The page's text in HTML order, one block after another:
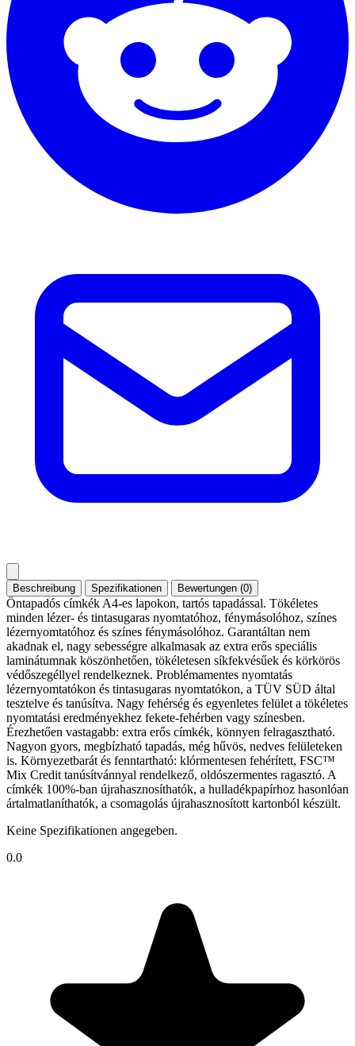
Beschreibung Spezifikationen Bewertungen (0)
Öntapadós címkék A4-es lapokon, tartós tapadással. Tökéletes
minden lézer- és tintasugaras nyomtatóhoz, fénymásolóhoz, színes
lézernyomtatóhoz és színes fénymásolóhoz. Garantáltan nem
akadnak el, nagy sebességre alkalmasak az extra erős speciális
laminátumnak köszönhetően, tökéletesen síkfekvésűek és körkörös
védőszegéllyel rendelkeznek. Problémamentes nyomtatás
lézernyomtatókon és tintasugaras nyomtatókon, a TÜV SÜD által
tesztelve és tanúsítva. Nagy fehérség és egyenletes felület a tökéletes
nyomtatási eredményekhez fekete-fehérben vagy színesben.
Érezhetően vastagabb: extra erős címkék, könnyen felragasztható.
Nagyon gyors, megbízható tapadás, még hűvös, nedves felületeken
is. Környezetbarát és fenntartható: klórmentesen fehérített, FSC™
Mix Credit tanúsítvánnyal rendelkező, oldószermentes ragasztó. A
címkék 100%-ban újrahasznosíthatók, a hulladékpapírhoz hasonlóan
ártalmatlaníthatók, a csomagolás újrahasznosított kartonból készült.
Keine Spezifikationen angegeben.
0.0